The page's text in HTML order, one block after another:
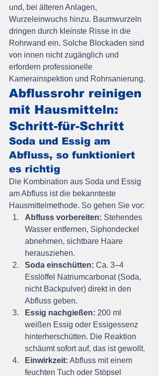
und, bei älteren Anlagen,
Wurzeleinwuchs hinzu. Baumwurzeln
dringen durch kleinste Risse in die
Rohrwand ein. Solche Blockaden sind
von innen nicht zugänglich und
erfordern professionelle
Kamerainspektion und Rohrsanierung.
Abflussrohr reinigen
mit Hausmitteln:
Schritt-für-Schritt
Soda und Essig am
Abfluss, so funktioniert
es richtig
Die Kombination aus Soda und Essig
am Abfluss ist die bekannteste
Hausmittelmethode. So gehen Sie vor:
Abfluss vorbereiten: Stehendes
Wasser entfernen, Siphondeckel
abnehmen, sichtbare Haare
herausziehen.
Soda einschütten: Ca. 3–4
Esslöffel Natriumcarbonat (Soda,
nicht Backpulver) direkt in den
Abfluss geben.
Essig nachgießen: 200 ml
weißen Essig oder Essigessenz
hinterherschütten. Die Reaktion
schäumt sofort auf, das ist gewollt.
Einwirkzeit: Abfluss mit einem
feuchten Tuch oder Stöpsel